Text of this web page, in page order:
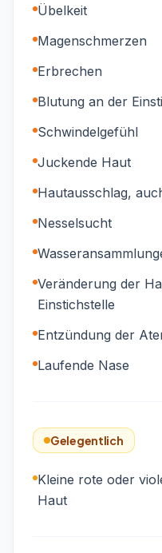
Übelkeit
Magenschmerzen
Erbrechen
Blutung an der
Schwindelgefühl
Juckende Haut
Hautausschlag,
Nesselsucht
Veränderung der
Einstichstelle
Entzündung der
Laufende Nase
Gelegentlich
Kleine rote oder
Haut